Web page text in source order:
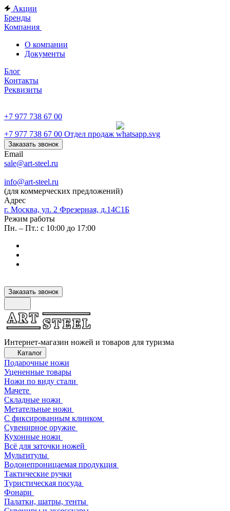
Акции
Бренды
Компания
О компании
Документы
Блог
Контакты
Реквизиты
+7 977 738 67 00
+7 977 738 67 00 Отдел продаж
Заказать звонок
Email
sale@art-steel.ru
info@art-steel.ru
(для коммерческих предложений)
Адрес
г. Москва, ул. 2 Фрезерная, д.14С1Б
Режим работы
Пн. – Пт.: с 10:00 до 17:00
Заказать звонок
Интернет-магазин ножей и товаров для туризма
Каталог
Подарочные ножи
Уцененные товары
Ножи по виду стали
Мачете
Складные ножи
Метательные ножи
С фиксированным клинком
Сувенирное оружие
Кухонные ножи
Всё для заточки ножей
Мультитулы
Водонепроницаемая продукция
Тактические ручки
Туристическая посуда
Фонари
Палатки, шатры, тенты